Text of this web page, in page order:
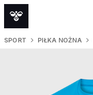
SPORT PIŁKA NOŻNA